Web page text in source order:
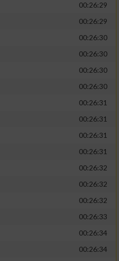
00:26:29
00:26:29
00:26:30
00:26:30
00:26:30
00:26:30
00:26:31
00:26:31
00:26:31
00:26:31
00:26:32
00:26:32
00:26:32
00:26:33
00:26:34
00:26:34